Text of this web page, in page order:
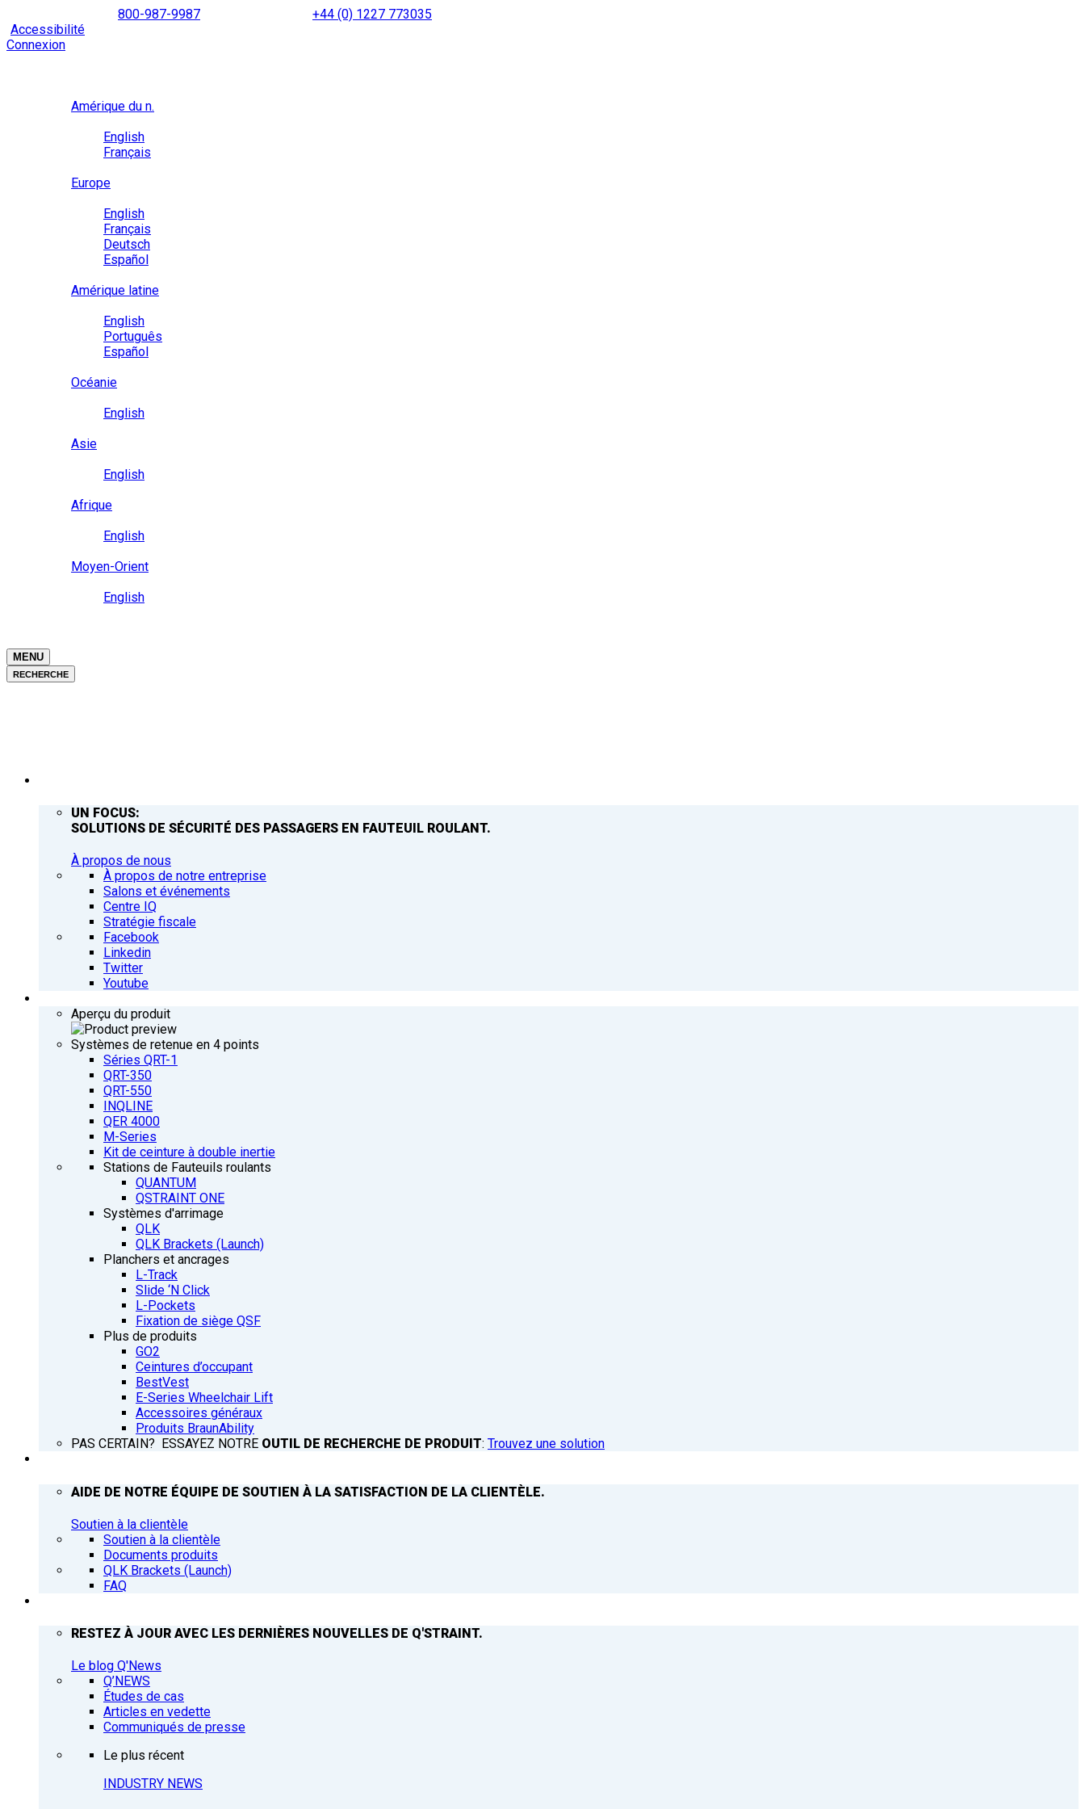
to
content
800-987-9987
+44 (0) 1227 773035
Accessibilité
Connexion
Amérique du n.
English
Français
Europe
English
Français
Deutsch
Español
Amérique latine
English
Português
Español
Océanie
English
Asie
English
Afrique
English
Moyen-Orient
English
MENU
RECHERCHE
UN FOCUS:
SOLUTIONS DE SÉCURITÉ DES PASSAGERS EN FAUTEUIL ROULANT.
À propos de nous
À propos de notre entreprise
Salons et événements
Centre IQ
Stratégie fiscale
Facebook
Linkedin
Twitter
Youtube
Aperçu du produit
Systèmes de retenue en 4 points
Séries QRT-1
QRT-350
QRT-550
INQLINE
QER 4000
M-Series
Kit de ceinture à double inertie
Stations de Fauteuils roulants
QUANTUM
QSTRAINT ONE
Systèmes d'arrimage
QLK
QLK Brackets (Launch)
Planchers et ancrages
L-Track
Slide ‘N Click
L-Pockets
Fixation de siège QSF
Plus de produits
GO2
Ceintures d’occupant
BestVest
E-Series Wheelchair Lift
Accessoires généraux
Produits BraunAbility
PAS CERTAIN? ESSAYEZ NOTRE OUTIL DE RECHERCHE DE PRODUIT: Trouvez une solution
AIDE DE NOTRE ÉQUIPE DE SOUTIEN À LA SATISFACTION DE LA CLIENTÈLE.
Soutien à la clientèle
Soutien à la clientèle
Documents produits
QLK Brackets (Launch)
FAQ
RESTEZ À JOUR AVEC LES DERNIÈRES NOUVELLES DE Q'STRAINT.
Le blog Q'News
Q’NEWS
Études de cas
Articles en vedette
Communiqués de presse
Le plus récent
INDUSTRY NEWS